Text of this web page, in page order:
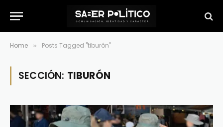
Home » Posts Tagged "tiburón"
SECCIÓN: TIBURÓN